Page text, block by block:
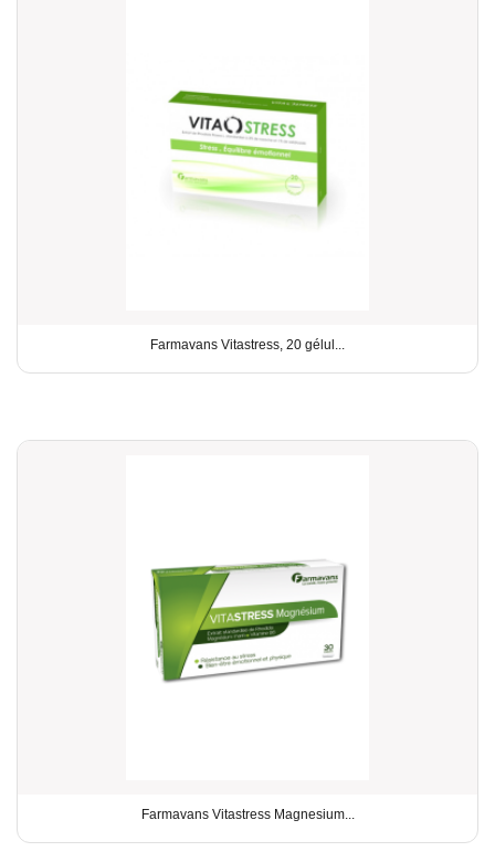
Farmavans Vitastress, 20 gélul...
Farmavans Vitastress Magnesium...